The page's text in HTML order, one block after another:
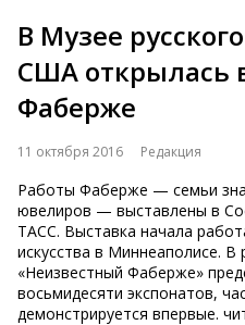
В Музее
США открылась
Фаберже
11 октября 2016 Редакция
Работы Фаберже — семьи
ювелиров — выставлены в
ТАСС. Выставка начала
искусства в Миннеаполисе. В
«Неизвестный Фаберже»
восьмидесяти экспонатов,
демонстрируется впервые.